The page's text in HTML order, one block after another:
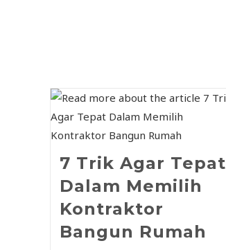
7 Trik Agar Tepat
Dalam Memilih
Kontraktor
Bangun Rumah